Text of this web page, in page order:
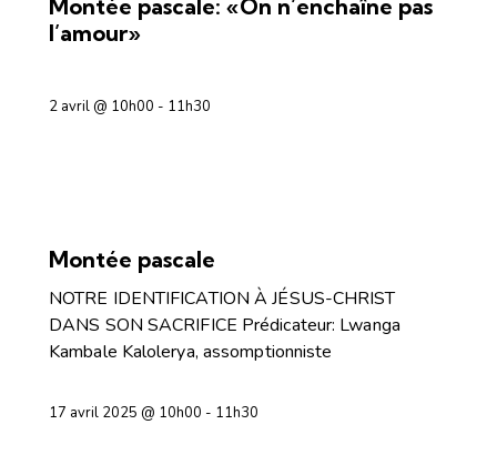
Montée pascale: «On n’enchaîne pas
l’amour»
2 avril @ 10h00 - 11h30
Montée pascale
NOTRE IDENTIFICATION À JÉSUS-CHRIST
DANS SON SACRIFICE Prédicateur: Lwanga
Kambale Kalolerya, assomptionniste
17 avril 2025 @ 10h00 - 11h30